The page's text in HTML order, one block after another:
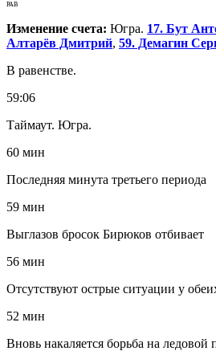
РАВ
Изменение счета: Югра. 17. Бут
Алтарёв Дмитрий, 59. Демагин
В равенстве.
59:06
Таймаут. Югра.
60 мин
Последняя минута третьего периода
59 мин
Выглазов бросок Бирюков отбивает
56 мин
Отсутствуют острые ситуации у
52 мин
Вновь накаляется борьба на ледовой